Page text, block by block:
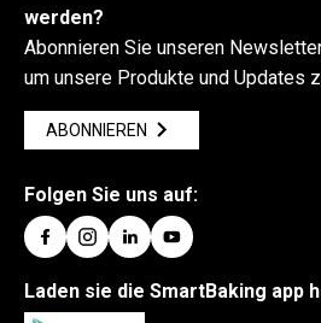
werden?
Abonnieren Sie unseren
um unsere Produkte und Updates
ABONNIEREN
Folgen Sie uns auf:
Laden sie die SmartBaking app